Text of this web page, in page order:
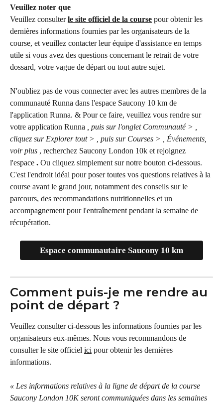
Veuillez noter que
Veuillez consulter le site officiel de la course pour obtenir les
dernières informations fournies par les organisateurs de la
course, et veuillez contacter leur équipe d'assistance en temps
utile si vous avez des questions concernant le retrait de votre
dossard, votre vague de départ ou tout autre sujet.
N'oubliez pas de vous connecter avec les autres membres de la
communauté Runna dans l'espace Saucony 10 km de
l'application Runna. & Pour ce faire, veuillez vous rendre sur
votre application Runna
, puis sur l'onglet Communauté > ,
cliquez sur Explorer tout > , puis sur Courses > , Événements,
voir plus , recherchez Saucony London 10k et rejoignez
l'espace . Ou cliquez simplement sur notre bouton ci-dessous.
C'est l'endroit idéal pour poser toutes vos questions relatives à la
course avant le grand jour, notamment des conseils sur le
parcours, des recommandations nutritionnelles et un
accompagnement pour l'entraînement pendant la semaine de
récupération.
Espace communautaire Saucony 10 km
Comment puis-je me rendre au
point de départ ?
Veuillez consulter ci-dessous les informations fournies par les
organisateurs eux-mêmes. Nous vous recommandons de
consulter le site officiel ici pour obtenir les dernières
informations.
« Les informations relatives à la ligne de départ de la course
Saucony London 10K seront communiquées dans les semaines